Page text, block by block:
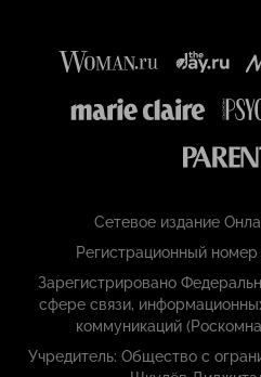
Сетевое издание
Регистрационный
Зарегистрировано
сфере связи,
коммуникаций
Учредитель: Общество с